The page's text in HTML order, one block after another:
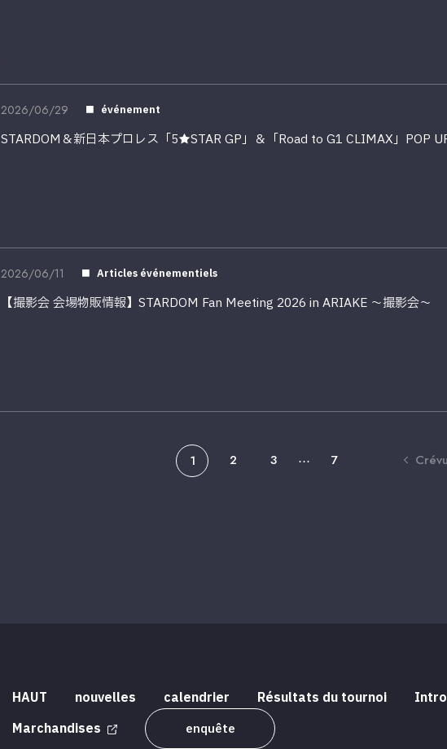
2026/06/29 événement
STARDOM＆新日本プロレス「5★STAR GP」＆「Road to G1 CLIMAX」POP
2026/06/11 Articles événementiels
【撮影会 会場物販情報】STARDOM Fan Meeting 2026 in ARIAKE ～撮影会～
1 2 3 ⋯ 7
HAUT nouvelles calendrier Résultats du tournoi
Marchandises
enquête